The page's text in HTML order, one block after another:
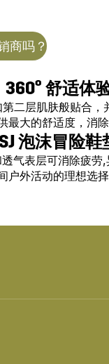
商吗？
360° 舒适体
二层肌肤般贴合，
最大的舒适度，消除
泡沫冒险鞋
气表层可消除疲劳
户外活动的理想选择